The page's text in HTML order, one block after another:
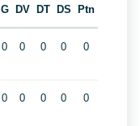
G DV DT DS Ptn
0 0 0 0 0
0 0 0 0 0